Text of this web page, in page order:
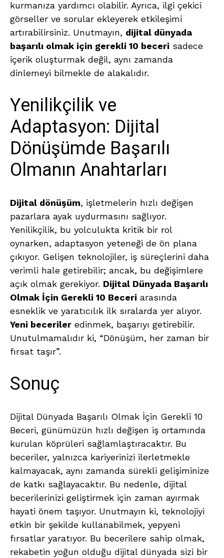
kurmanıza yardımcı olabilir. Ayrıca, ilgi çekici
görseller ve sorular ekleyerek etkileşimi
artırabilirsiniz. Unutmayın, dijital dünyada
başarılı olmak için gerekli 10 beceri sadece
içerik oluşturmak değil, aynı zamanda
dinlemeyi bilmekle de alakalıdır.
Yenilikçilik ve
Adaptasyon: Dijital
Dönüşümde Başarılı
Olmanın Anahtarları
Dijital dönüşüm, işletmelerin hızlı değişen
pazarlara ayak uydurmasını sağlıyor.
Yenilikçilik, bu yolculukta kritik bir rol
oynarken, adaptasyon yeteneği de ön plana
çıkıyor. Gelişen teknolojiler, iş süreçlerini daha
verimli hale getirebilir; ancak, bu değişimlere
açık olmak gerekiyor. Dijital Dünyada Başarılı
Olmak İçin Gerekli 10 Beceri arasında
esneklik ve yaratıcılık ilk sıralarda yer alıyor.
Yeni beceriler edinmek, başarıyı getirebilir.
Unutulmamalıdır ki, “Dönüşüm, her zaman bir
fırsat taşır”.
Sonuç
Dijital Dünyada Başarılı Olmak İçin Gerekli 10
Beceri, günümüzün hızlı değişen iş ortamında
kurulan köprüleri sağlamlaştıracaktır. Bu
beceriler, yalnızca kariyerinizi ilerletmekle
kalmayacak, aynı zamanda sürekli gelişiminize
de katkı sağlayacaktır. Bu nedenle, dijital
becerilerinizi geliştirmek için zaman ayırmak
hayati önem taşıyor. Unutmayın ki, teknolojiyi
etkin bir şekilde kullanabilmek, yepyeni
fırsatlar yaratıyor. Bu becerilere sahip olmak,
rekabetin yoğun olduğu dijital dünyada sizi bir